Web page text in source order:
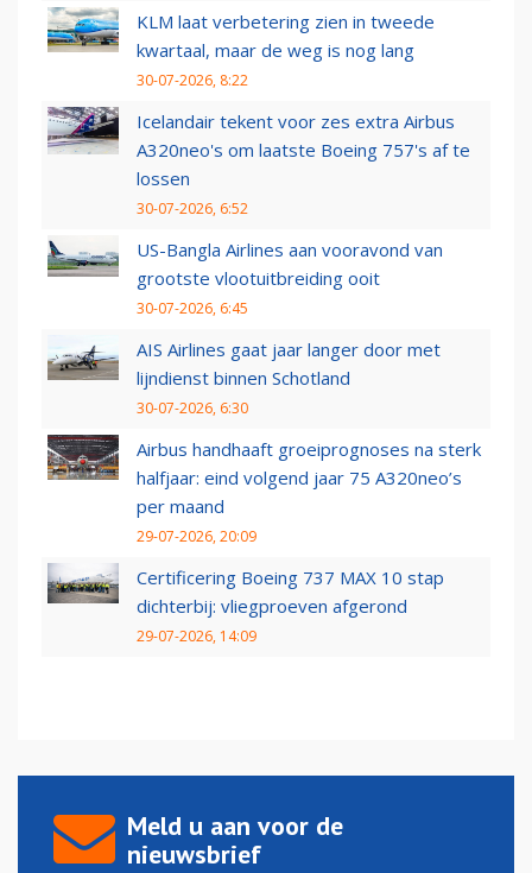
KLM laat verbetering zien in tweede
kwartaal, maar de weg is nog lang
30-07-2026, 8:22
Icelandair tekent voor zes extra Airbus
A320neo's om laatste Boeing 757's af te
lossen
30-07-2026, 6:52
US-Bangla Airlines aan vooravond van
grootste vlootuitbreiding ooit
30-07-2026, 6:45
AIS Airlines gaat jaar langer door met
lijndienst binnen Schotland
30-07-2026, 6:30
Airbus handhaaft groeiprognoses na sterk
halfjaar: eind volgend jaar 75 A320neo’s
per maand
29-07-2026, 20:09
Certificering Boeing 737 MAX 10 stap
dichterbij: vliegproeven afgerond
29-07-2026, 14:09
Meld u aan voor de
nieuwsbrief